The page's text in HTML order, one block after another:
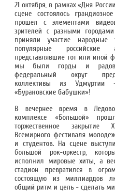
21 октября, в рамках «Дня
сцене состоялось
прошел с элементами
зрителей с разными
приняли участие народные
популярные
представлявшие тот или иной
мы были горды и
федеральный округ
коллективы из
«Бурановские бабушки»!
В вечернее время в
комплексе «Большой»
торжественное закрытие
Всемирного фестиваля
и студентов. На сцене
большой рок-оркестр,
исполнил мировые хиты, а
стадион превратился в
состоящую из миллиардов
общий ритм и цель - сделать